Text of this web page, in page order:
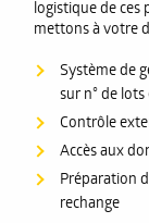
logistique de ces
mettons à votre
Système de
sur n° de lots
Contrôle
Accès aux
Préparation
rechange